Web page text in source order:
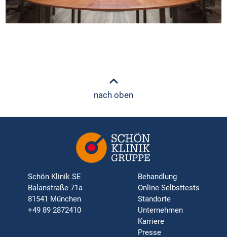
nach oben
Schön Klinik SE
Balanstraße 71a
81541 München
+49 89 2872410
Behandlung
Online Selbsttests
Standorte
Unternehmen
Karriere
Presse